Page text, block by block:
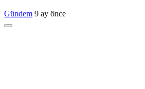
Gündem 9 ay önce